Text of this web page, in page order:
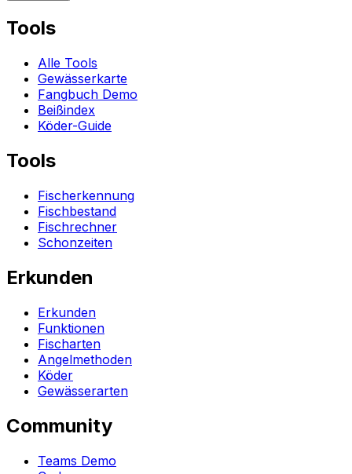
Tools
Alle Tools
Gewässerkarte
Fangbuch Demo
Beißindex
Köder-Guide
Tools
Fischerkennung
Fischbestand
Fischrechner
Schonzeiten
Erkunden
Erkunden
Funktionen
Fischarten
Angelmethoden
Köder
Gewässerarten
Community
Teams Demo